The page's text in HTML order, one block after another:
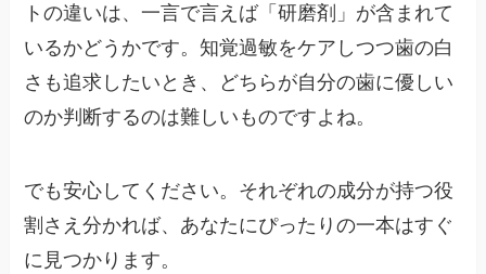
トの違いは、一言で言えば「研磨剤」が含まれて
いるかどうかです。知覚過敏をケアしつつ歯の白
さも追求したいとき、どちらが自分の歯に優しい
のか判断するのは難しいものですよね。
でも安心してください。それぞれの成分が持つ役
割さえ分かれば、あなたにぴったりの一本はすぐ
に見つかります。